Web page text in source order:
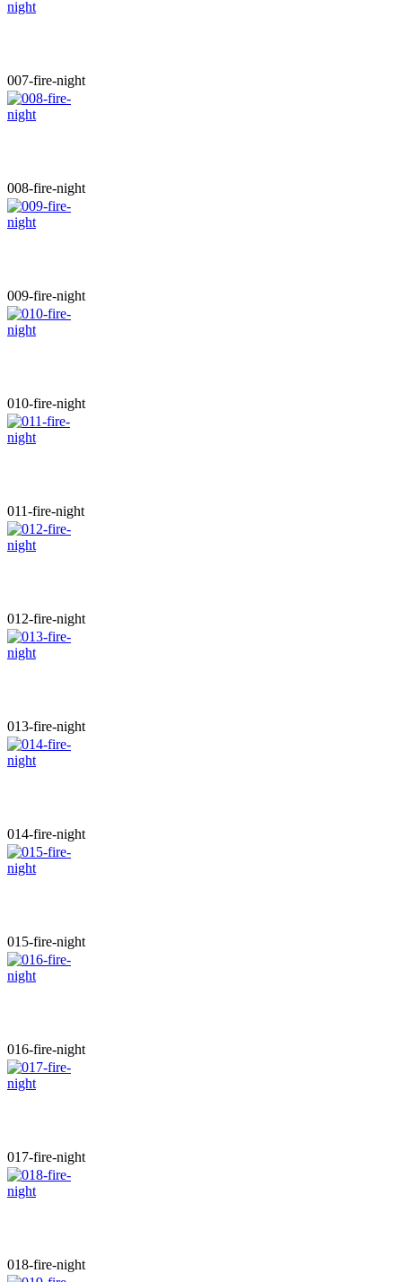
007-fire-night
008-fire-night
009-fire-night
010-fire-night
011-fire-night
012-fire-night
013-fire-night
014-fire-night
015-fire-night
016-fire-night
017-fire-night
018-fire-night